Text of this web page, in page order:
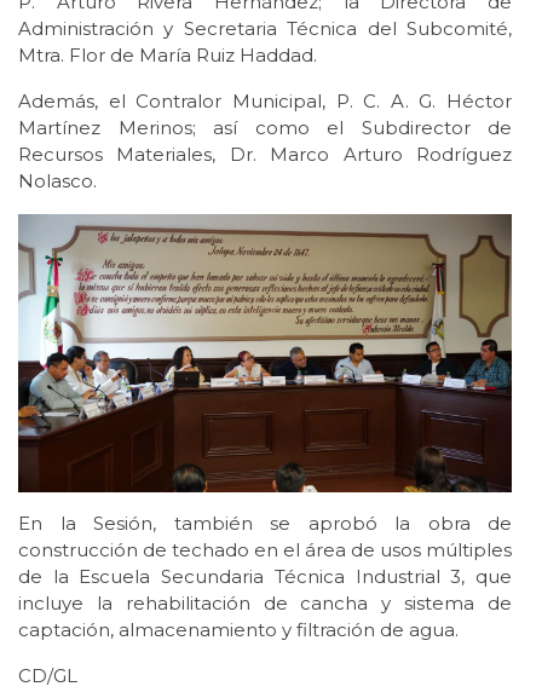
Administración y Secretaria Técnica del Subcomité,
Mtra. Flor de María Ruiz Haddad.
Además, el Contralor Municipal, P. C. A. G. Héctor
Martínez Merinos; así como el Subdirector de
Recursos Materiales, Dr. Marco Arturo Rodríguez
Nolasco.
En la Sesión, también se aprobó la obra de
construcción de techado en el área de usos múltiples
de la Escuela Secundaria Técnica Industrial 3, que
incluye la rehabilitación de cancha y sistema de
captación, almacenamiento y filtración de agua.
CD/GL